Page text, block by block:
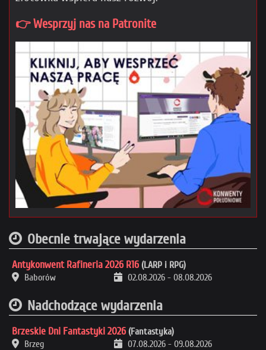
👉 Wesprzyj nas na Patronite
Obecnie trwające wydarzenia
Antykonwent Rafineria 2026 R16 (LARP i RPG)
Baborów
02.08.2026 - 08.08.2026
Nadchodzące wydarzenia
Brzeskie Dni Fantastyki 2026 (Fantastyka)
Brzeg
07.08.2026 - 09.08.2026